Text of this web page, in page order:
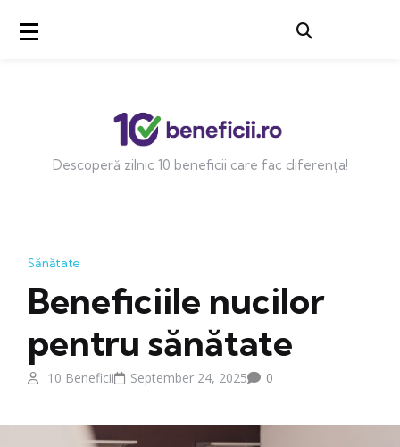
Descoperă zilnic 10 beneficii care fac diferența!
Sănătate
Beneficiile nucilor
pentru sănătate
10 Beneficii September 24, 2025 0